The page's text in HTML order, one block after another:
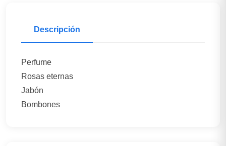
Descripción
Perfume
Rosas eternas
Jabón
Bombones